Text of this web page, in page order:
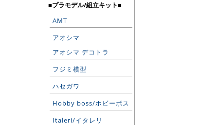
■プラモデル/組立キット■
AMT
アオシマ
アオシマ デコトラ
フジミ模型
ハセガワ
Hobby boss/ホビーボス
Italeri/イタレリ